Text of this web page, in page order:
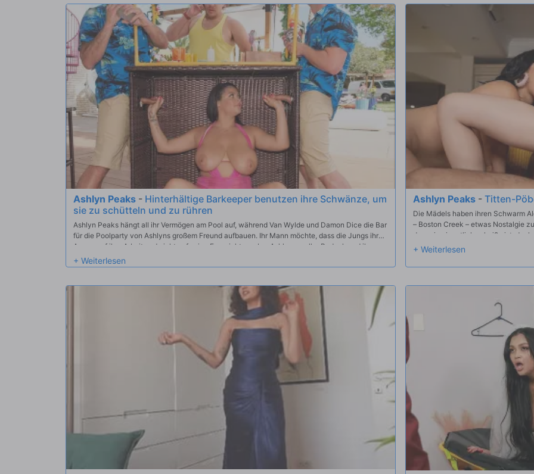
heimlich amüsieren und seine
weiter ficken – und Ashlyn kann
Schließlich ist dies ihr Tag, und sie
Ashlyn Peaks - Hinterhältige Barkeeper benutzen ihre Schwänze, um
sie zu schütteln und zu rühren
Ashlyn Peaks hängt all ihr Vermögen am Pool auf, während Van Wylde und Damon Dice die Bar
für die Poolparty von Ashlyns großem Freund aufbauen. Ihr Mann möchte, dass die Jungs ihre
Augen auf ihre Arbeit und nicht auf seine Frau richten, aber Ashlyns praller Badonk und ihre
üppigen Titten sorgen für jede Menge Ablenkung bei den beiden. Ashlyn findet einen
hinterhältigen Gloryhole-Weg, um die Schwänze beider Barkeeper nass zu machen und ihre
Ashlyn Peaks - Titten-
Die Mädels haben ihren Schwarm
– Boston Creek – etwas Nostalgie
dass sie eigentlich scheiße ist,
Erwachsene zusammen tun